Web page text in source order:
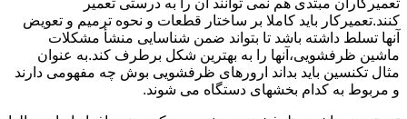
تعمیرکاران مبتدی هم نمی توانند آن را به درستی تعمیر
کنند.تعمیرکار باید کاملا بر ساختار قطعات و نحوه ترمیم و تعویض
آنها تسلط داشته باشد تا بتواند ضمن شناسایی منشأ مشکلات
ماشین ظرفشویی،آنها را به بهترین شکل برطرف کند.به عنوان
مثال تکنسین باید بداند ارورهای ظرفشویی بوش چه مفهومی دارند
و مربوط به کدام بخشهای دستگاه می شوند.